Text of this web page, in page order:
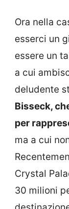
Ora nella
esserci un
essere un
a cui
deludente
Bisseck,
per
ma a cui
Crystal
30 milioni